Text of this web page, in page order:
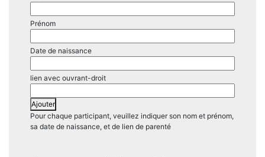
Ajouter
Pour chaque participant, veuillez indiquer son nom et prénom,
sa date de naissance, et de lien de parenté